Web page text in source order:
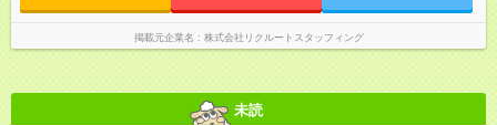
掲載元企業名 株式会社リクルートスタッフィング
未読